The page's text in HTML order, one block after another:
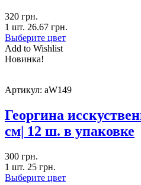
320 грн.
1 шт. 26.67 грн.
Выберите цвет
Add to Wishlist
Новинка!
Артикул: aW149
Георгина
см| 12 ш. в упаковке
300 грн.
1 шт. 25 грн.
Выберите цвет